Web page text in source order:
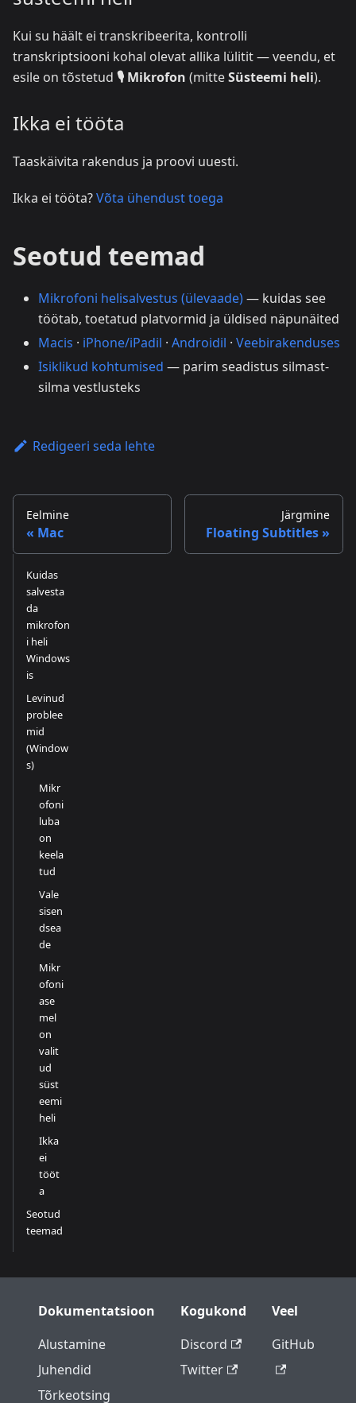
Kui su häält ei transkribeerita, kontrolli
transkriptsiooni kohal olevat allika lülitit — veendu, et
esile on tõstetud 🎙️ Mikrofon (mitteSüsteemi heli).
Ikka ei tööta
Taaskäivita rakendus ja proovi uuesti.
Ikka ei tööta?Võta ühendust toega
Seotud teemad
Mikrofoni helisalvestus (ülevaade)— kuidas see
töötab, toetatud platvormid ja üldised näpunäited
Macis · iPhone/iPadil · Androidil · Veebirakenduses
Isiklikud kohtumised — parim seadistus silmast-
silma vestlusteks
Redigeeri seda lehte
Eelmine
Mac
Järgmine
Floating Subtitles
Kuidas
salvesta
da
mikrofon
i heli
Windows
is
Levinud
problee
mid
(Window
s)
Mikr
ofoni
luba
on
keela
tud
Vale
sisen
dsea
de
Mikr
ofoni
ase
mel
on
valit
ud
süst
eemi
heli
Ikka
ei
tööt
a
Seotud
teemad
Dokumentatsioon
Alustamine
Juhendid
Tõrkeotsing
Kogukond
Discord
Twitter
Veel
GitHub